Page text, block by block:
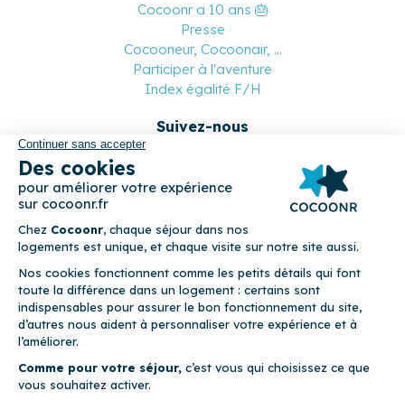
Cocoonr a 10 ans 🎂
Presse
Cocooneur, Cocoonair, ...
Participer à l'aventure
Index égalité F/H
Suivez-nous
location–CGU – Politique de confidentialité–Politique de